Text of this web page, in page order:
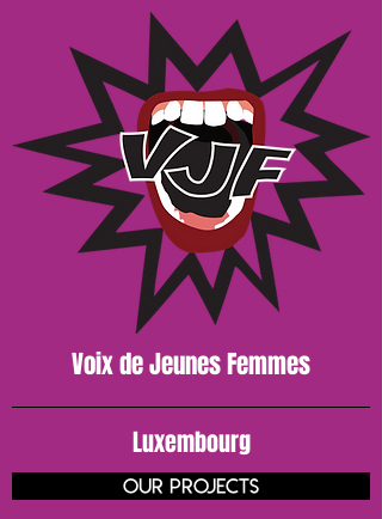
Voix de JeunesFemmes
Luxembourg
our projects